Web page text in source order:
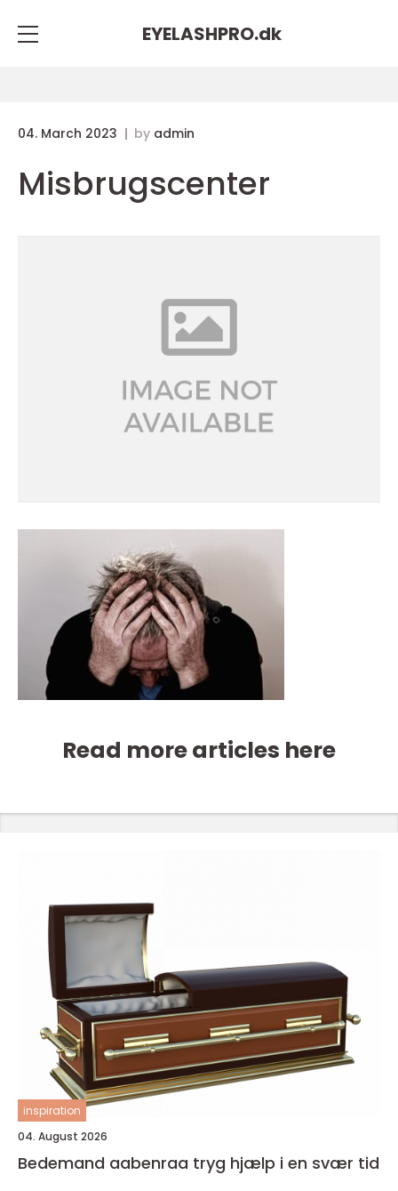
EYELASHPRO.dk
04. March 2023 by admin
Misbrugscenter
Read more articles here
inspiration
04. August 2026
Bedemand aabenraa tryg hjælp i en svær tid